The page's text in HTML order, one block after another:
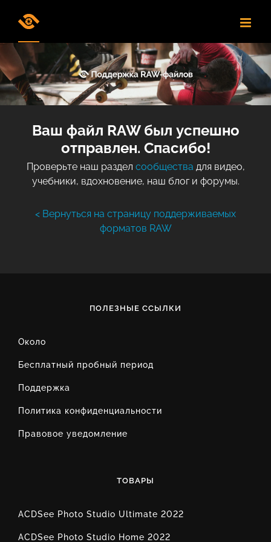
Ваш файл RAW был успешно
отправлен. Спасибо!
Проверьте наш раздел сообщества для видео,
учебники, вдохновение, наш блог и форумы.
< Вернуться на страницу поддерживаемых
форматов RAW
ПОЛЕЗНЫЕ ССЫЛКИ
Около
Бесплатный пробный период
Поддержка
Политика конфиденциальности
Правовое уведомление
ТОВАРЫ
ACDSee Photo Studio Ultimate 2022
ACDSee Photo Studio Home 2022